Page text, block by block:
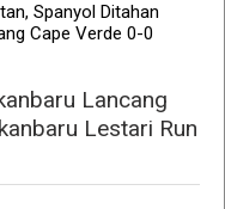
Spanyol Ditahan
Cape Verde 0-0
Lancang
Lestari Run